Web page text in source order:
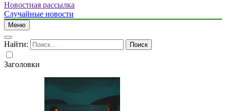
Новостная рассылка
Случайные новости
Меню
Найти:
Заголовки